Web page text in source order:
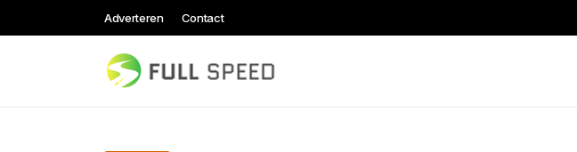
Adverteren Contact